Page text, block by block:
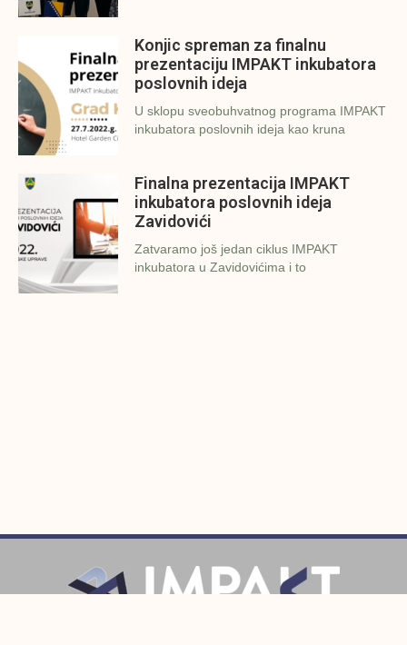
Konjic spreman za finalnu
prezentaciju IMPAKT inkubatora
poslovnih ideja
U sklopu sveobuhvatnog programa IMPAKT
inkubatora poslovnih ideja kao kruna
Finalna prezentacija IMPAKT
inkubatora poslovnih ideja
Zavidovići
Zatvaramo još jedan ciklus IMPAKT
inkubatora u Zavidovićima i to